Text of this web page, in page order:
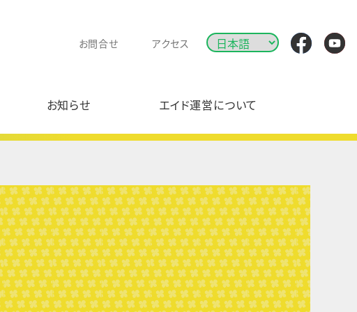
お問合せ アクセス
お知らせ エイド運営について